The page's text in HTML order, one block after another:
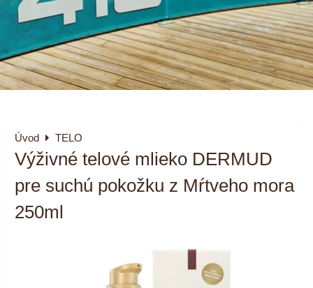
Úvod TELO
Výživné telové mlieko DERMUD
pre suchú pokožku z Mŕtveho mora
250ml